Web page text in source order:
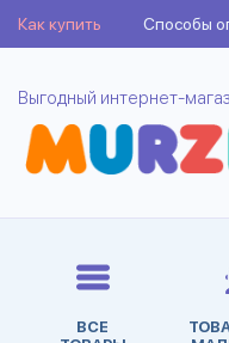
Как купить Способы
Выгодный интернет-
ВСЕ